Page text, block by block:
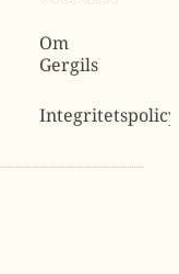
Om
Gergils
Integritetspolicy